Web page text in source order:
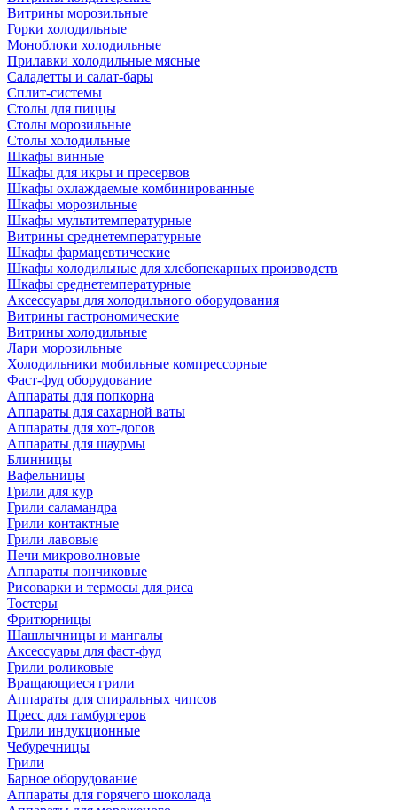
Витрины морозильные
Горки холодильные
Моноблоки холодильные
Прилавки холодильные мясные
Саладетты и салат-бары
Сплит-системы
Столы для пиццы
Столы морозильные
Столы холодильные
Шкафы винные
Шкафы для икры и пресервов
Шкафы охлаждаемые комбинированные
Шкафы морозильные
Шкафы мультитемпературные
Витрины среднетемпературные
Шкафы фармацевтические
Шкафы холодильные для хлебопекарных производств
Шкафы среднетемпературные
Аксессуары для холодильного оборудования
Витрины гастрономические
Витрины холодильные
Лари морозильные
Холодильники мобильные компрессорные
Фаст-фуд оборудование
Аппараты для попкорна
Аппараты для сахарной ваты
Аппараты для хот-догов
Аппараты для шаурмы
Блинницы
Вафельницы
Грили для кур
Грили саламандра
Грили контактные
Грили лавовые
Печи микроволновые
Аппараты пончиковые
Рисоварки и термосы для риса
Тостеры
Фритюрницы
Шашлычницы и мангалы
Аксессуары для фаст-фуд
Грили роликовые
Вращающиеся грили
Аппараты для спиральных чипсов
Пресс для гамбургеров
Грили индукционные
Чебуречницы
Грили
Барное оборудование
Аппараты для горячего шоколада